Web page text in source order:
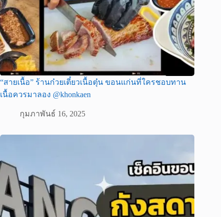
“สายเนื้อ” ร้านก๋วยเตี๋ยวเนื้อตุ๋น ขอนแก่นที่ใครชอบทาน
เนื้อควรมาลอง @khonkaen
กุมภาพันธ์ 16, 2025